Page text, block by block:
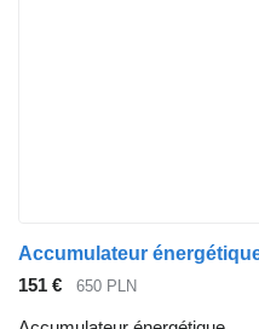
151 € 650 PLN